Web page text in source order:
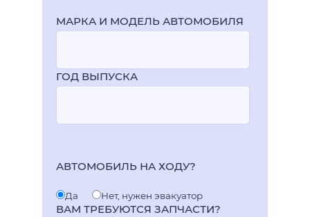
МАРКА И МОДЕЛЬ АВТОМОБИЛЯ
ГОД ВЫПУСКА
АВТОМОБИЛЬ НА ХОДУ?
Да Нет, нужен эвакуатор
ВАМ ТРЕБУЮТСЯ ЗАПЧАСТИ?